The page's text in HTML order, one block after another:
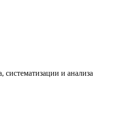
и анализа